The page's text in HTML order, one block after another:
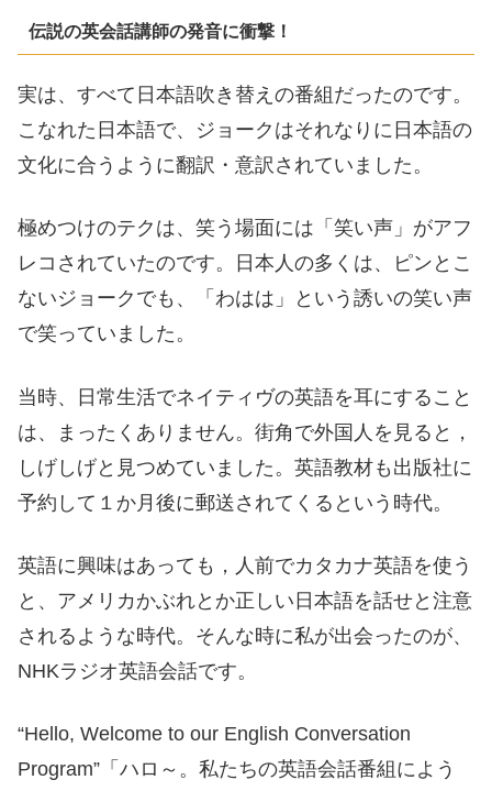
伝説の英会話講師の発音に衝撃！
実は、すべて日本語吹き替えの番組だったのです。
こなれた日本語で、ジョークはそれなりに日本語の
文化に合うように翻訳・意訳されていました。
極めつけのテクは、笑う場面には「笑い声」がアフ
レコされていたのです。日本人の多くは、ピンとこ
ないジョークでも、「わはは」という誘いの笑い声
で笑っていました。
当時、日常生活でネイティヴの英語を耳にすること
は、まったくありません。街角で外国人を見ると，
しげしげと見つめていました。英語教材も出版社に
予約して１か月後に郵送されてくるという時代。
英語に興味はあっても，人前でカタカナ英語を使う
と、アメリカかぶれとか正しい日本語を話せと注意
されるような時代。そんな時に私が出会ったのが、
NHKラジオ英語会話です。
“Hello, Welcome to our English Conversation
Program”「ハロ～。私たちの英語会話番組によう